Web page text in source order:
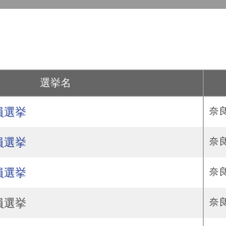
選挙名
選挙 奈
選挙 奈
選挙 奈
選挙 奈